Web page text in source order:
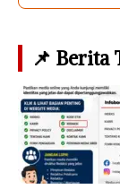
📌 Berita